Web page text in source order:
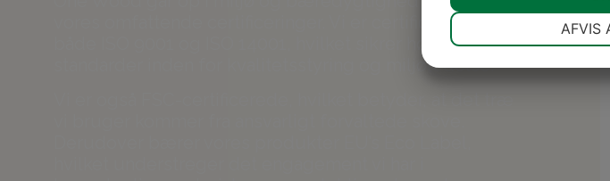
vores omfattende certificeringer. Vi er certificeret efter
standarder inden for kvalitetsstyring og miljøledelse.
AFVIS